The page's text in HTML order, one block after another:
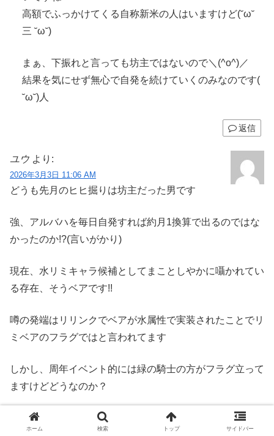
高額でふっかけてくる自称新米の人はいますけど(˘ω˘
三 ˘ω˘)
まぁ、下振れと言っても坊主ではないので＼(^o^)／
結果を気にせず無心で自発を続けていくのみなのです(
˘ω˘)人
返信
ユウ より:
2026年3月3日 11:06 AM
どうも先月のヒヒ掘りは坊主だった男です
強、アルバハを毎日自発すれば約月1換算で出るのではな
かったのか!?(言いがかり)
現在、水リミキャラ候補としてまことしやかに囁かれてい
る存在、そうベアです!!
噂の発端はリリンクでベアが水属性で実装されたことでリ
ミベアのフラグではと言われてます
しかし、周年イベント的には緑の騎士の方がフラグ立って
ますけどどうなのか？
返信
ホーム 検索 トップ サイドバー